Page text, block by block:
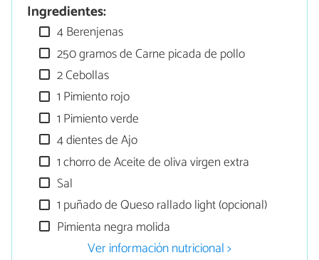
Ingredientes:
4 Berenjenas
250 gramos de Carne picada de pollo
2 Cebollas
1 Pimiento rojo
1 Pimiento verde
4 dientes de Ajo
1 chorro de Aceite de oliva virgen extra
Sal
1 puñado de Queso rallado light (opcional)
Pimienta negra molida
Ver información nutricional >